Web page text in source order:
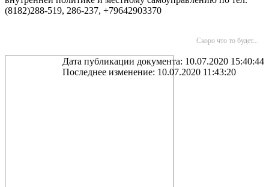
(8182)288-519, 286-237, +79642903370
Скоро что то будет...
Дата публикации документа: 10.07.2020 15:40:44
Последнее изменение: 10.07.2020 11:43:20